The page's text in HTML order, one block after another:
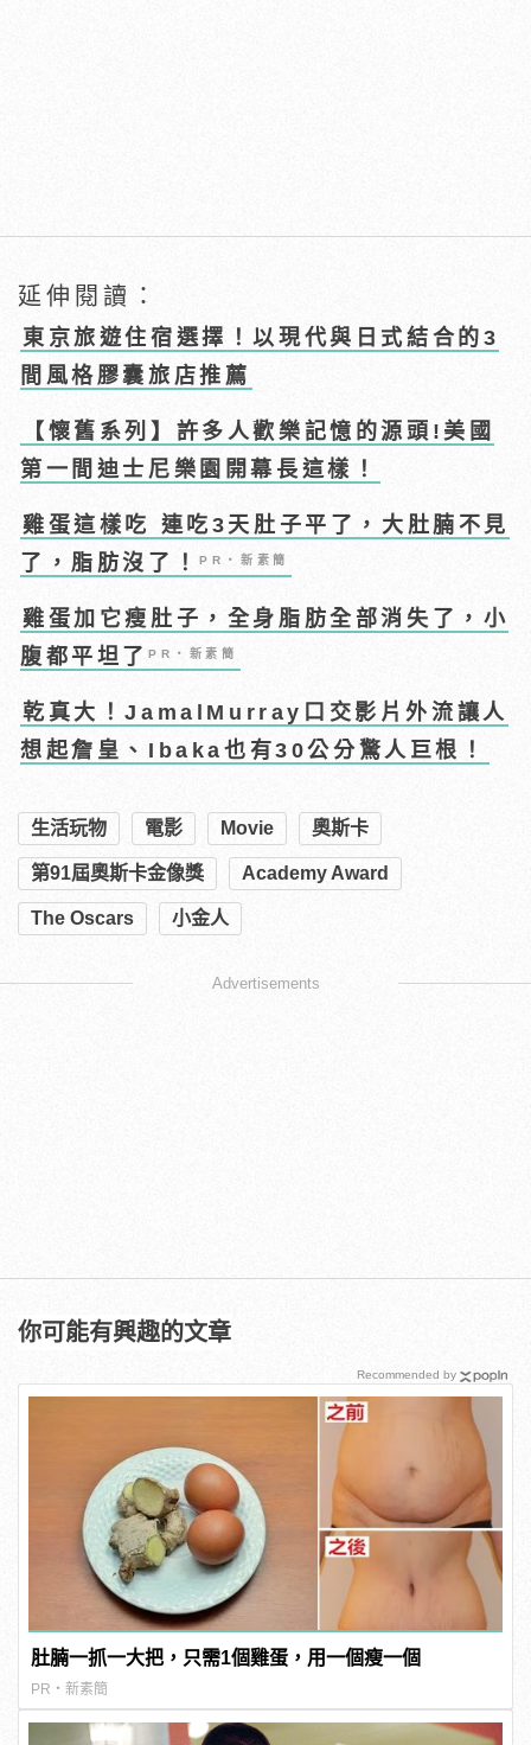
延伸閱讀：
東京旅遊住宿選擇！以現代與日式結合的3
間風格膠囊旅店推薦
【懷舊系列】許多人歡樂記憶的源頭!美國
第一間迪士尼樂園開幕長這樣！
雞蛋這樣吃 連吃3天肚子平了，大肚腩不見
了，脂肪沒了！PR・新素簡
雞蛋加它瘦肚子，全身脂肪全部消失了，小
腹都平坦了 PR・新素簡
乾真大！JamalMurray口交影片外流讓人
想起詹皇、Ibaka也有30公分驚人巨根！
生活玩物 電影 Movie 奧斯卡
第91屆奧斯卡金像獎 Academy Award
The Oscars 小金人
Advertisements
你可能有興趣的文章
肚腩一抓一大把，只需1個雞蛋，用一個瘦一個
PR・新素簡
Recommended by